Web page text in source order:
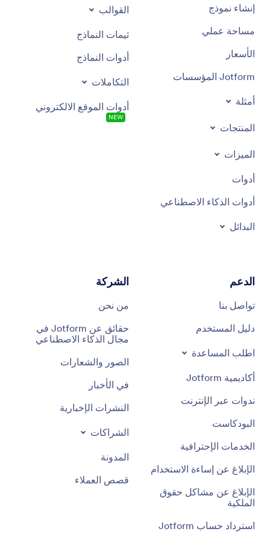
إنشاء نموذج
مساحة عملي
الأسعار
Jotform المؤسسات
أمثلة
المنتجات
الميزات
أدوات
أدوات الذكاء الاصطناعي
البدائل
القوالب
ثيمات النماذج
أدوات النماذج
التكاملات
أدوات الموقع الالكتروني
NEW
الدعم
تواصل بنا
دليل المستخدم
اطلب المساعدة
أكاديمية Jotform
ندوات عبر الإنترنت
البودكاست
الخدمات الإحترافية
الإبلاغ عن إساءة الاستخدام
الإبلاغ عن مشاكل حقوق
الملكية
استرداد حساب Jotform
الشركة
من نحن
حقائق عن Jotform في
مجال الذكاء الاصطناعي
الصور والشعارات
في الأخبار
النشرات الإخبارية
الشراكات
المدونة
قصص العملاء